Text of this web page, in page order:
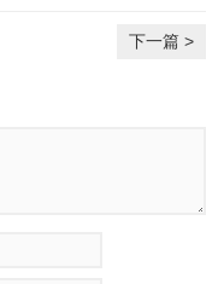
下一篇 >